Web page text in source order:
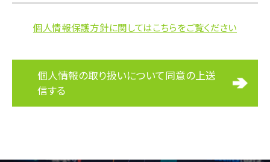
個人情報保護方針に関してはこちらをご覧ください
個人情報の取り扱いについて同意の上送
信する